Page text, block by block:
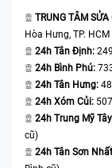
TRUNG TÂM
Hòa Hưng, TP. HCM
24h Tân Định:
24h Bình Phú:
24h Tân Hưng:
24h Xóm Củi:
24h Trung Mỹ
cũ)
24h Tân Sơn